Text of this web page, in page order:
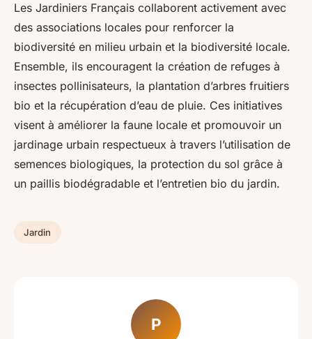
Les Jardiniers Français collaborent activement avec
des associations locales pour renforcer la
biodiversité en milieu urbain et la biodiversité locale.
Ensemble, ils encouragent la création de refuges à
insectes pollinisateurs, la plantation d’arbres fruitiers
bio et la récupération d’eau de pluie. Ces initiatives
visent à améliorer la faune locale et promouvoir un
jardinage urbain respectueux à travers l’utilisation de
semences biologiques, la protection du sol grâce à
un paillis biodégradable et l’entretien bio du jardin.
Jardin
P